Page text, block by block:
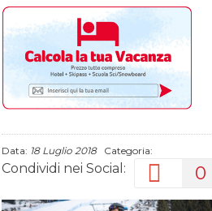
Data: 18 Luglio 2018Categoria:
Condividi nei Social: 0